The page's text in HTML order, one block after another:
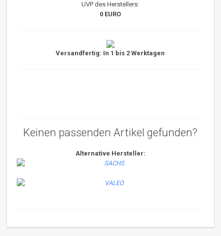
UVP des Herstellers:
0 EURO
Versandfertig: In 1 bis 2 Werktagen
Keinen passenden Artikel gefunden?
Alternative Hersteller: